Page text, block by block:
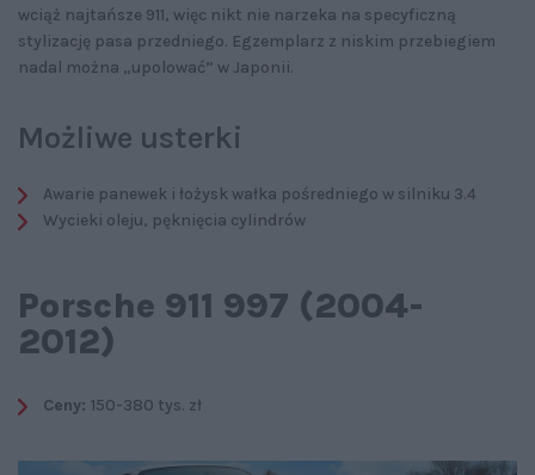
wciąż najtańsze 911, więc nikt nie narzeka na specyficzną
stylizację pasa przedniego. Egzemplarz z niskim przebiegiem
nadal można „upolować” w Japonii.
Możliwe usterki
Awarie panewek i łożysk wałka pośredniego w silniku 3.4
Wycieki oleju, pęknięcia cylindrów
Porsche 911 997 (2004-
2012)
Ceny: 150-380 tys. zł